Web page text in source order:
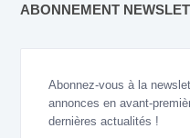
ABONNEMENT
Abonnez-vous à la
annonces en avant-
dernières actualités !